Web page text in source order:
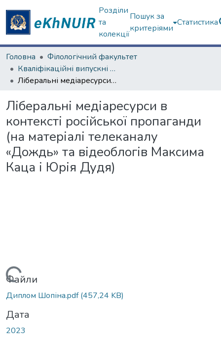
Розділи
та
колекції
Пошук за
критеріями
Статистика
Головна
Філологічний факультет
Кваліфікаційні випускні роботи бакалаврів. Філологічний факультет
Ліберальні медіаресурси в контексті російської пропаганди (на матеріалі телеканалу «Дождь» та відеоблогів Максима Каца і Юрія Дудя)
Ліберальні медіаресурси в
контексті російської пропаганди
(на матеріалі телеканалу
«Дождь» та відеоблогів Максима
Каца і Юрія Дудя)
Файли
Диплом Шопіна.pdf(457,24 KB)
Дата
2023